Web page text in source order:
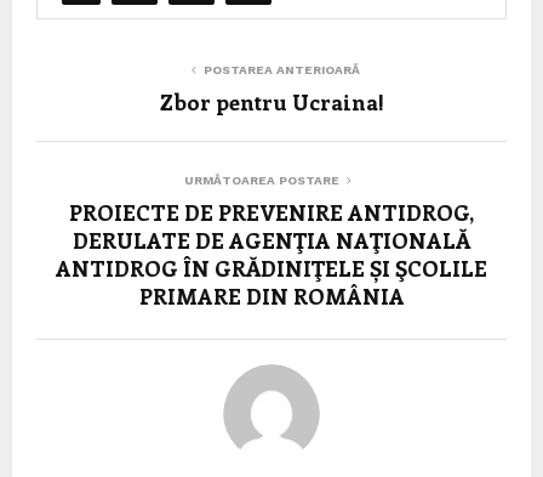
POSTAREA ANTERIOARĂ
Zbor pentru Ucraina!
URMĂTOAREA POSTARE
PROIECTE DE PREVENIRE ANTIDROG,
DERULATE DE AGENŢIA NAŢIONALĂ
ANTIDROG ÎN GRĂDINIŢELE ȘI ŞCOLILE
PRIMARE DIN ROMÂNIA